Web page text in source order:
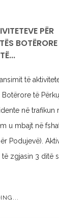
PËR
të
të
në trafikun
u mbajt në
Podujevë).
zgjasin 3 ditë